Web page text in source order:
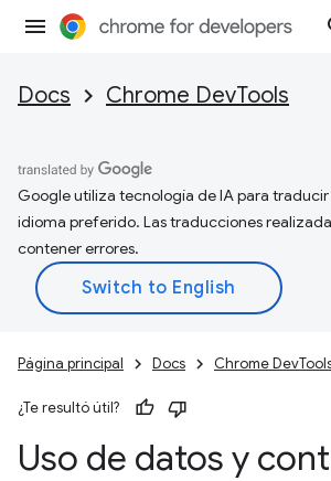
Docs Chrome DevTools
Google utiliza tecnología de IA para
idioma preferido. Las traducciones
contener errores.
Página principal Docs Chrome
¿Te resultó útil?
Uso de datos y